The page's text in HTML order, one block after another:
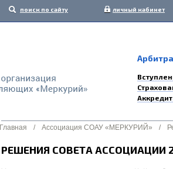
поиск по сайту личный кабинет
Главная / Ассоциация СОАУ «МЕРКУРИЙ» /
РЕШЕНИЯ СОВЕТА АССОЦИАЦИИ